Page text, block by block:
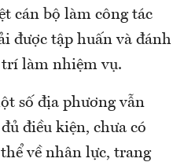
cán bộ làm công tác
được tập huấn và đánh
trí làm nhiệm vụ.
số địa phương vẫn
điều kiện, chưa có
về nhân lực, trang